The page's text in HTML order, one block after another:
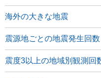
海外の大きな地震
震源地ごとの地震発生回数
震度3以上の地域別観測回